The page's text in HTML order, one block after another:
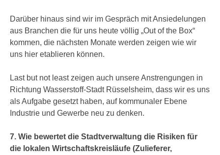
Darüber hinaus sind wir im Gespräch mit Ansiedelungen
aus Branchen die für uns heute völlig „Out of the Box“
kommen, die nächsten Monate werden zeigen wie wir
uns hier etablieren können.
Last but not least zeigen auch unsere Anstrengungen in
Richtung Wasserstoff-Stadt Rüsselsheim, dass wir es uns
als Aufgabe gesetzt haben, auf kommunaler Ebene
Industrie und Gewerbe neu zu denken.
7. Wie bewertet die Stadtverwaltung die Risiken für
die lokalen Wirtschaftskreisläufe (Zulieferer,